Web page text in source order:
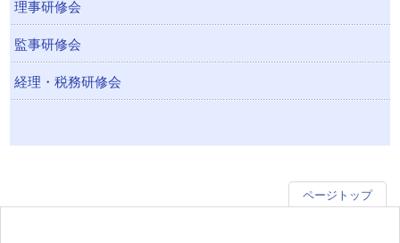
理事研修会
監事研修会
経理・税務研修会
ページトップ